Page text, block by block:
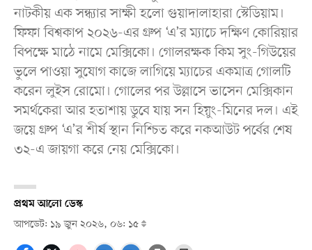
নাটকীয় এক সন্ধ্যার সাক্ষী হলো গুয়াদালাহারা স্টেডিয়াম।
ফিফা বিশ্বকাপ ২০২৬-এর গ্রুপ ‘এ’র ম্যাচে দক্ষিণ কোরিয়ার
বিপক্ষে মাঠে নামে মেক্সিকো। গোলরক্ষক কিম সুং-গিউয়ের
ভুলে পাওয়া সুযোগ কাজে লাগিয়ে ম্যাচের একমাত্র গোলটি
করেন লুইস রোমো। গোলের পর উল্লাসে ভাসেন মেক্সিকান
সমর্থকেরা আর হতাশায় ডুবে যায় সন হিয়ুং-মিনের দল। এই
জয়ে গ্রুপ ‘এ’র শীর্ষ স্থান নিশ্চিত করে নকআউট পর্বের শেষ
৩২-এ জায়গা করে নেয় মেক্সিকো।
প্রথম আলো ডেস্ক
আপডেট: ১৯ জুন ২০২৬, ০৬: ১৫